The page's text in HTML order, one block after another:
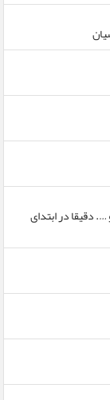
دقیقا در ابتدای